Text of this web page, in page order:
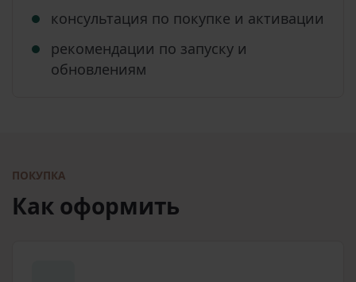
консультация по покупке и активации
рекомендации по запуску и
обновлениям
ПОКУПКА
Как оформить